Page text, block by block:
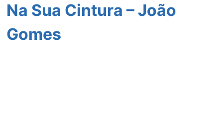
Na Sua Cintura – João
Gomes